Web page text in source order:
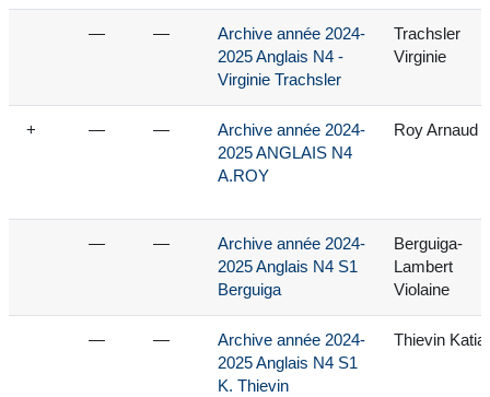
— —
Archive année 2024-
2025 Anglais N4 -
Virginie Trachsler
Trachsler
Virginie
+ — —
Archive année 2024-
2025 ANGLAIS N4
A.ROY
Roy Arnaud
— —
Archive année 2024-
2025 Anglais N4 S1
Berguiga
Berguiga-
Lambert
Violaine
— —
Archive année 2024-
2025 Anglais N4 S1
K. Thievin
Thievin Katia